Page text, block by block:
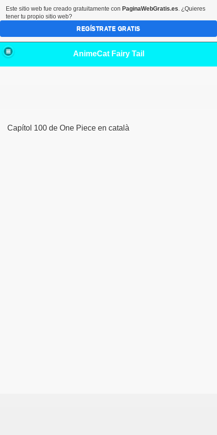
AnimeCat Fairy Tail
Capítol 100 de One Piece en català
Este sitio web fue creado gratuitamente con PaginaWebGratis.es. ¿Quieres
tener tu propio sitio web?
REGÍSTRATE GRATIS